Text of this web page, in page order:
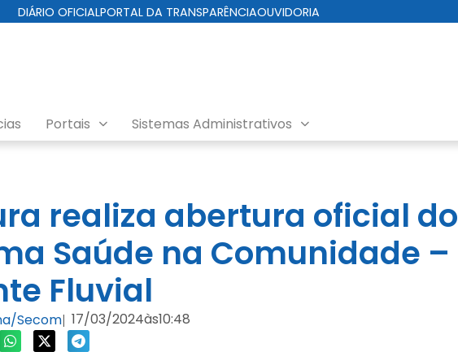
DIÁRIO OFICIALPORTAL DA TRANSPARÊNCIAOUVIDORIA
Portais Sistemas Administrativos
realiza abertura oficial do
Saúde na Comunidade –
Fluvial
Secom| 17/03/2024às10:48